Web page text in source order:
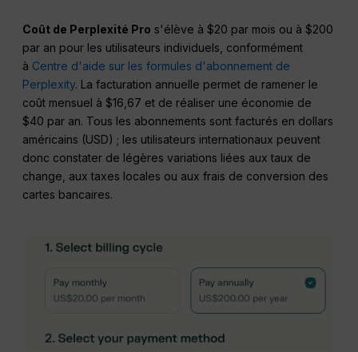
Coût de Perplexité Pro s'élève à $20 par mois ou à $200
par an pour les utilisateurs individuels, conformément
à Centre d'aide sur les formules d'abonnement de
Perplexity. La facturation annuelle permet de ramener le
coût mensuel à $16,67 et de réaliser une économie de
$40 par an. Tous les abonnements sont facturés en dollars
américains (USD) ; les utilisateurs internationaux peuvent
donc constater de légères variations liées aux taux de
change, aux taxes locales ou aux frais de conversion des
cartes bancaires.